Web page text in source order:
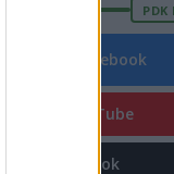
PDK
Facebook
YouTube
TikTok